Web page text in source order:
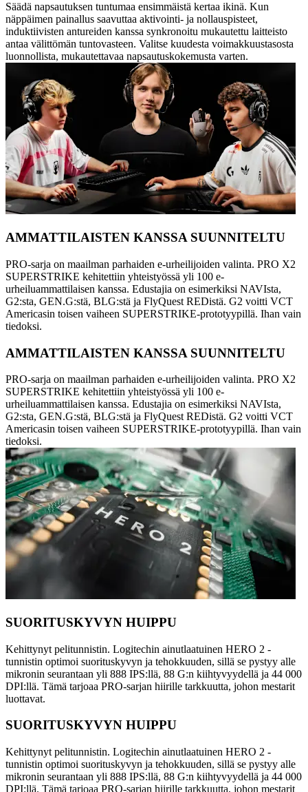
Säädä napsautuksen tuntumaa ensimmäistä kertaa ikinä. Kun
näppäimen painallus saavuttaa aktivointi- ja nollauspisteet,
induktiivisten antureiden kanssa synkronoitu mukautettu laitteisto
antaa välittömän tuntovasteen. Valitse kuudesta voimakkuustasosta
luonnollista, mukautettavaa napsautuskokemusta varten.
AMMATTILAISTEN KANSSA SUUNNITELTU
PRO-sarja on maailman parhaiden e-urheilijoiden valinta. PRO X2
SUPERSTRIKE kehitettiin yhteistyössä yli 100 e-
urheiluammattilaisen kanssa. Edustajia on esimerkiksi NAVIsta,
G2:sta, GEN.G:stä, BLG:stä ja FlyQuest REDistä. G2 voitti VCT
Americasin toisen vaiheen SUPERSTRIKE-prototyypillä. Ihan vain
tiedoksi.
AMMATTILAISTEN KANSSA SUUNNITELTU
PRO-sarja on maailman parhaiden e-urheilijoiden valinta. PRO X2
SUPERSTRIKE kehitettiin yhteistyössä yli 100 e-
urheiluammattilaisen kanssa. Edustajia on esimerkiksi NAVIsta,
G2:sta, GEN.G:stä, BLG:stä ja FlyQuest REDistä. G2 voitti VCT
Americasin toisen vaiheen SUPERSTRIKE-prototyypillä. Ihan vain
tiedoksi.
SUORITUSKYVYN HUIPPU
Kehittynyt pelitunnistin. Logitechin ainutlaatuinen HERO 2 -
tunnistin optimoi suorituskyvyn ja tehokkuuden, sillä se pystyy alle
mikronin seurantaan yli 888 IPS:llä, 88 G:n kiihtyvyydellä ja 44 000
DPI:llä. Tämä tarjoaa PRO-sarjan hiirille tarkkuutta, johon mestarit
luottavat.
SUORITUSKYVYN HUIPPU
Kehittynyt pelitunnistin. Logitechin ainutlaatuinen HERO 2 -
tunnistin optimoi suorituskyvyn ja tehokkuuden, sillä se pystyy alle
mikronin seurantaan yli 888 IPS:llä, 88 G:n kiihtyvyydellä ja 44 000
DPI:llä. Tämä tarjoaa PRO-sarjan hiirille tarkkuutta, johon mestarit